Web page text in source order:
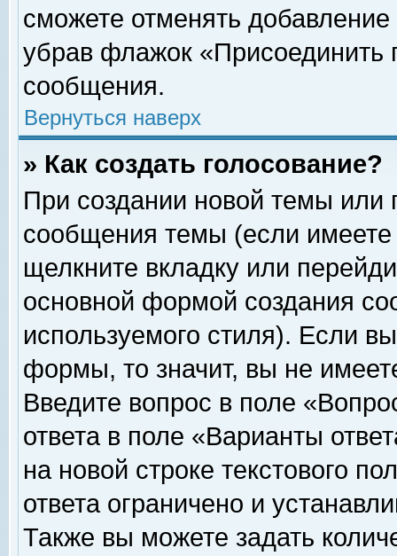
сможете отменять
убрав флажок «Присоединить
сообщения.
Вернуться наверх
» Как создать голосование?
При создании новой темы или
сообщения темы (если
щелкните вкладку или
основной формой создания
используемого стиля). Если
формы, то значит, вы не
Введите вопрос в поле
ответа в поле «Варианты
на новой строке текстового
ответа ограничено и
Также вы можете задать